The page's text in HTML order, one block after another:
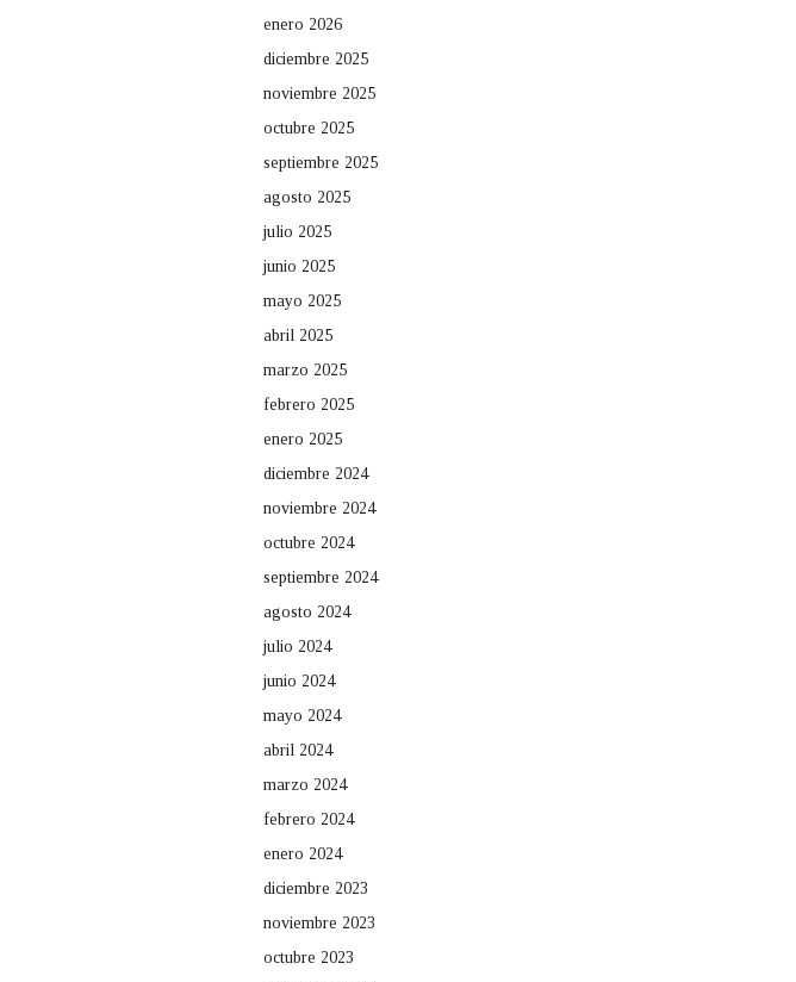
enero 2026
diciembre 2025
noviembre 2025
octubre 2025
septiembre 2025
agosto 2025
julio 2025
junio 2025
mayo 2025
abril 2025
marzo 2025
febrero 2025
enero 2025
diciembre 2024
noviembre 2024
octubre 2024
septiembre 2024
agosto 2024
julio 2024
junio 2024
mayo 2024
abril 2024
marzo 2024
febrero 2024
enero 2024
diciembre 2023
noviembre 2023
octubre 2023